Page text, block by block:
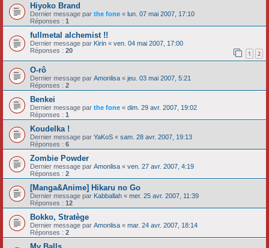
Hiyoko Brand
Dernier message par the fone « lun. 07 mai 2007, 17:10
Réponses : 1
fullmetal alchemist !!
Dernier message par Kirin « ven. 04 mai 2007, 17:00
Réponses : 20 1 2
O-rô
Dernier message par Amonlisa « jeu. 03 mai 2007, 5:21
Réponses : 2
Benkei
Dernier message par the fone « dim. 29 avr. 2007, 19:02
Réponses : 1
Koudelka !
Dernier message par YaKoS « sam. 28 avr. 2007, 19:13
Réponses : 6
Zombie Powder
Dernier message par Amonlisa « ven. 27 avr. 2007, 4:19
Réponses : 2
[Manga&Anime] Hikaru no Go
Dernier message par Kabballah « mer. 25 avr. 2007, 11:39
Réponses : 12
Bokko, Stratège
Dernier message par Amonlisa « mar. 24 avr. 2007, 18:14
Réponses : 2